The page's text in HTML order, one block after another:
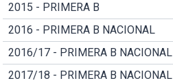
2015 - PRIMERA B
2016 - PRIMERA B NACIONAL
2016/17 - PRIMERA B NACIONAL
2017/18 - PRIMERA B NACIONAL